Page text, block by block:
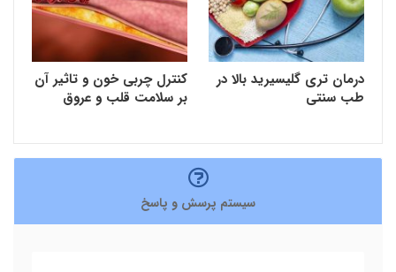
درمان تری گلیسیرید بالا در
طب سنتی
کنترل چربی خون و تاثیر آن
بر سلامت قلب و عروق
سیستم پرسش و پاسخ